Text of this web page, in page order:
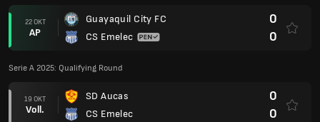
22 OKT
AP
Guayaquil City FC
CS Emelec
0
0
Serie A 2025: Qualifying Round
19 OKT
Voll.
SD Aucas
CS Emelec
0
0